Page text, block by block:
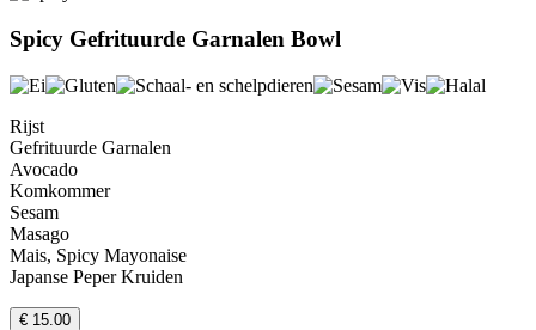
Spicy Gefrituurde Garnalen Bowl
Rijst
Gefrituurde Garnalen
Avocado
Komkommer
Sesam
Masago
Mais, Spicy Mayonaise
Japanse Peper Kruiden
€ 15.00